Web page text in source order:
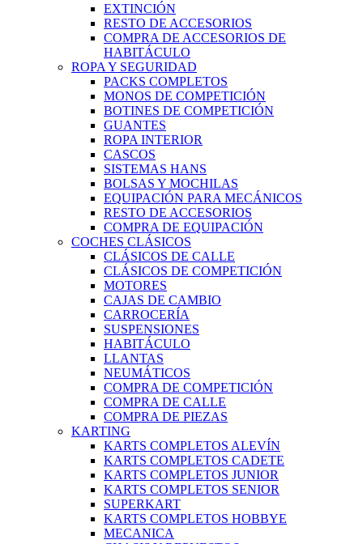
EXTINCIÓN
RESTO DE ACCESORIOS
COMPRA DE ACCESORIOS DE
HABITÁCULO
ROPA Y SEGURIDAD
PACKS COMPLETOS
MONOS DE COMPETICIÓN
BOTINES DE COMPETICIÓN
GUANTES
ROPA INTERIOR
CASCOS
SISTEMAS HANS
BOLSAS Y MOCHILAS
EQUIPACIÓN PARA MECÁNICOS
RESTO DE ACCESORIOS
COMPRA DE EQUIPACIÓN
COCHES CLÁSICOS
CLÁSICOS DE CALLE
CLÁSICOS DE COMPETICIÓN
MOTORES
CAJAS DE CAMBIO
CARROCERÍA
SUSPENSIONES
HABITÁCULO
LLANTAS
NEUMÁTICOS
COMPRA DE COMPETICIÓN
COMPRA DE CALLE
COMPRA DE PIEZAS
KARTING
KARTS COMPLETOS ALEVÍN
KARTS COMPLETOS CADETE
KARTS COMPLETOS JUNIOR
KARTS COMPLETOS SENIOR
SUPERKART
KARTS COMPLETOS HOBBYE
MECANICA